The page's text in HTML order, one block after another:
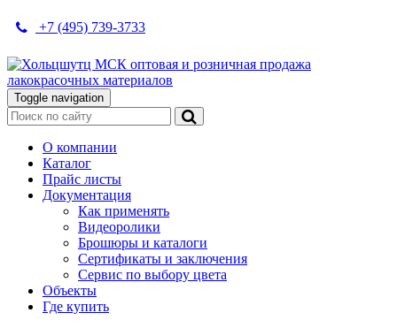
+7 (495) 739-3733
Toggle navigation
О компании
Каталог
Прайс листы
Документация
Как применять
Видеоролики
Брошюры и каталоги
Сертификаты и заключения
Сервис по выбору цвета
Объекты
Где купить